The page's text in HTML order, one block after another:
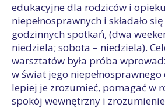
edukacyjne dla rodziców i
niepełnosprawnych i składało
godzinnych spotkań, (dwa
niedziela; sobota – niedziela).
warsztatów była próba
w świat jego
lepiej je zrozumieć, pomagać w
spokój wewnętrzny i